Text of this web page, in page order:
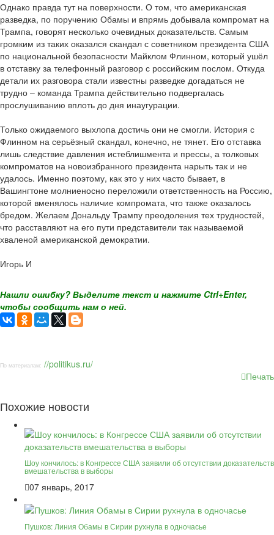
Однако правда тут на поверхности. О том, что американская
разведка, по поручению Обамы и впрямь добывала компромат на
Трампа, говорят несколько очевидных доказательств. Самым
громким из таких оказался скандал с советником президента США
по национальной безопасности Майклом Флинном, который ушёл
в отставку за телефонный разговор с российским послом. Откуда
детали их разговора стали известны разведке догадаться не
трудно – команда Трампа действительно подвергалась
прослушиванию вплоть до дня инаугурации.
Только ожидаемого выхлопа достичь они не смогли. История с
Флинном на серьёзный скандал, конечно, не тянет. Его отставка
лишь следствие давления истеблишмента и прессы, а толковых
компроматов на новоизбранного президента нарыть так и не
удалось. Именно поэтому, как это у них часто бывает, в
Вашингтоне молниеносно переложили ответственность на Россию,
которой вменялось наличие компромата, что также оказалось
бредом. Желаем Дональду Трампу преодоления тех трудностей,
что расставляют на его пути представители так называемой
хваленой американской демократии.
Игорь И
Нашли ошибку? Выделите текст и нажмите Ctrl+Enter,
чтобы сообщить нам о ней.
По материалам: //politikus.ru/
Печать
Похожие новости
Шоу кончилось: в Конгрессе США заявили об отсутствии доказательств
вмешательства в выборы
07 январь, 2017
Пушков: Линия Обамы в Сирии рухнула в одночасье